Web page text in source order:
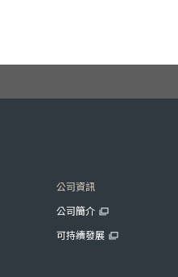
公司資訊
公司簡介
可持續發展